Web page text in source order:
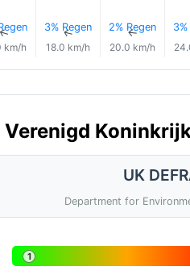
km/h
3% Regen
↑
18.0 km/h
2% Regen
↑
20.0 km/h
UK
Department for
1